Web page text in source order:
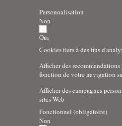
Personnalisation
Non
Oui
Cookies tiers à des fins
Afficher des recommandations
fonction de votre navigation
Afficher des campagnes
sites Web
Fonctionnel (obligatoire)
Non